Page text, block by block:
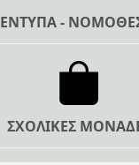
ΕΝΤΥΠΑ -
ΣΧΟΛΙΚΕΣ